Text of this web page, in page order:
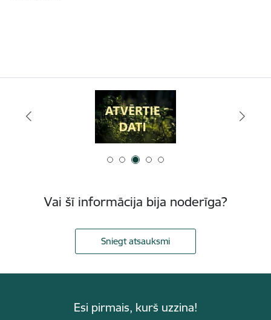
Vai šī informācija bija noderīga?
Sniegt atsauksmi
Esi pirmais, kurš uzzina!